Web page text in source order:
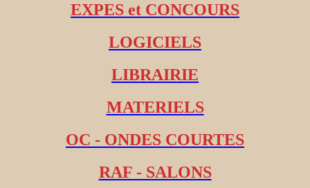
EXPES et CONCOURS
LOGICIELS
LIBRAIRIE
MATERIELS
OC - ONDES COURTES
RAF - SALONS